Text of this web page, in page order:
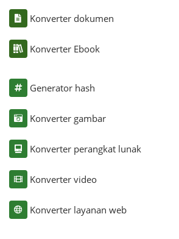
Konverter dokumen
Konverter Ebook
Generator hash
Konverter gambar
Konverter perangkat lunak
Konverter video
Konverter layanan web